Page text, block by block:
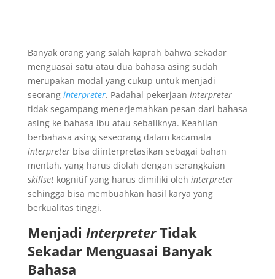
Banyak orang yang salah kaprah bahwa sekadar
menguasai satu atau dua bahasa asing sudah
merupakan modal yang cukup untuk menjadi
seorang interpreter. Padahal pekerjaan interpreter
tidak segampang menerjemahkan pesan dari bahasa
asing ke bahasa ibu atau sebaliknya. Keahlian
berbahasa asing seseorang dalam kacamata
interpreter bisa diinterpretasikan sebagai bahan
mentah, yang harus diolah dengan serangkaian
skillset kognitif yang harus dimiliki oleh interpreter
sehingga bisa membuahkan hasil karya yang
berkualitas tinggi.
Menjadi InterpreterTidak
Sekadar Menguasai Banyak
Bahasa